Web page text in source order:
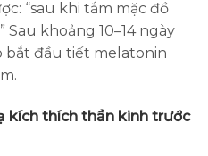
“sau khi tắm mặc đồ
khoảng 10–14 ngày
bắt đầu tiết melatonin
kích thích thần kinh trước